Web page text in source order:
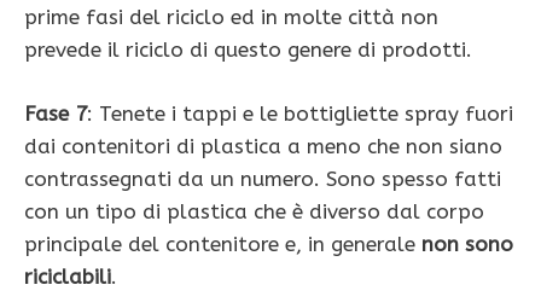
prime fasi del riciclo ed in molte città non
prevede il riciclo di questo genere di prodotti.
Fase 7: Tenete i tappi e le bottigliette spray fuori
dai contenitori di plastica a meno che non siano
contrassegnati da un numero. Sono spesso fatti
con un tipo di plastica che è diverso dal corpo
principale del contenitore e, in generale non sono
riciclabili.